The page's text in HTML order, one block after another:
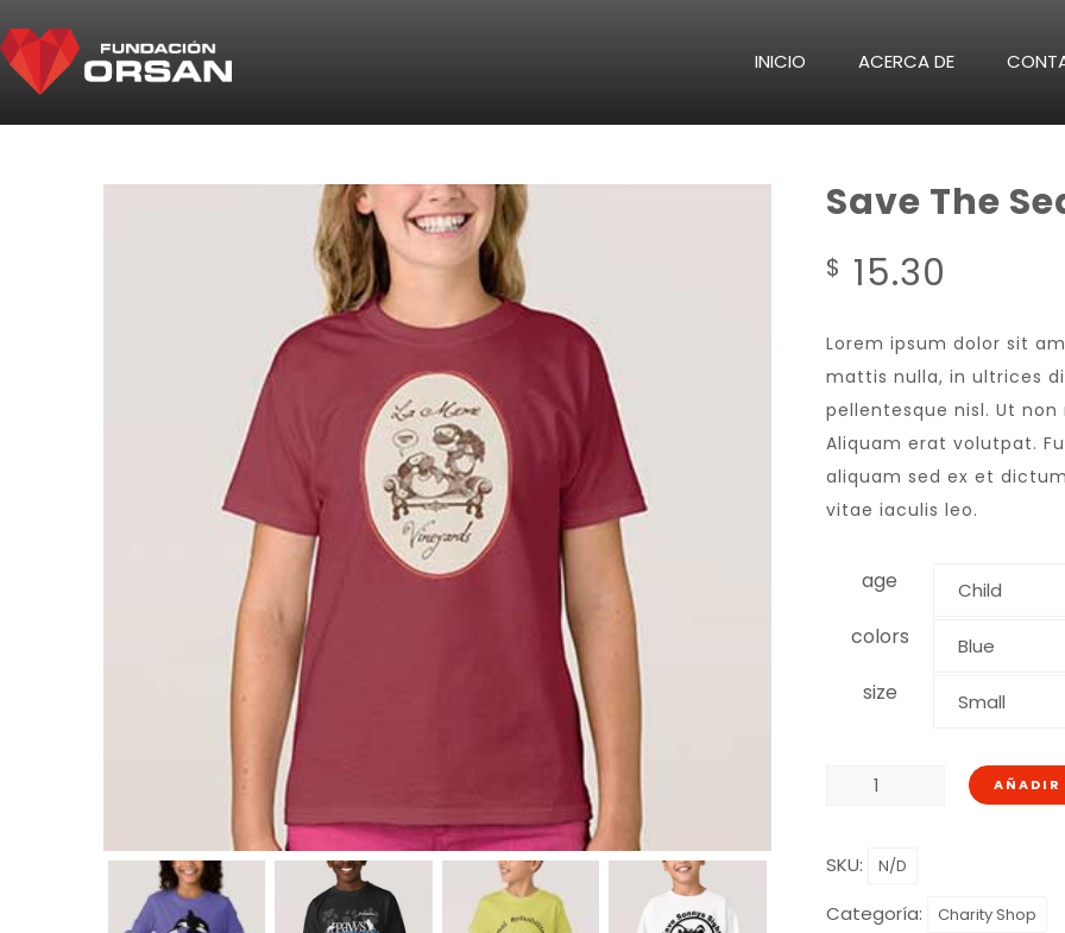
INICIO ACERCA DE
Save The
$ 15.30
Lorem ipsum dolor sit
mattis nulla, in ultrices
pellentesque nisl. Ut
Aliquam erat volutpat.
aliquam sed ex et
vitae iaculis leo.
age
colors
size
AÑADIR
SKU: N/D
Categoría: Charity Shop